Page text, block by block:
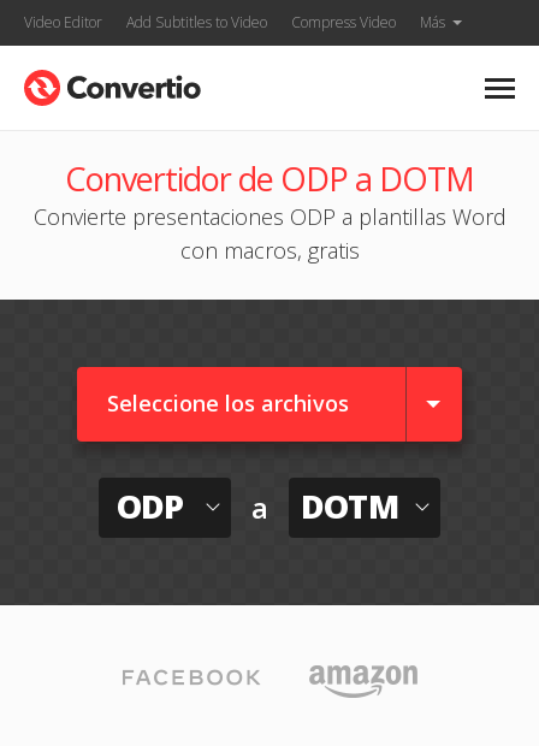
Video Editor Add Subtitles to Video Compress Video Más
Convertidor de ODP a DOTM
Convierte presentaciones ODP a plantillas Word
con macros, gratis
Seleccione los archivos
ODP a DOTM